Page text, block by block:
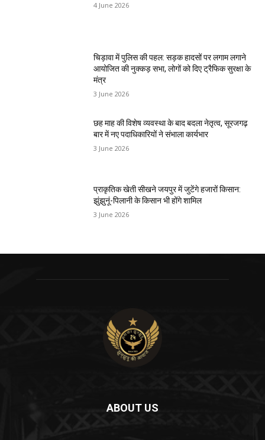
4 June 2026
चिड़ावा में पुलिस की पहल: सड़क हादसों पर लगाम लगाने
आयोजित की नुक्कड़ सभा, लोगों को दिए ट्रैफिक सुरक्षा के
मंत्र
3 June 2026
छह माह की विशेष व्यवस्था के बाद बदला नेतृत्व, सूरजगढ़
बार में नए पदाधिकारियों ने संभाला कार्यभार
3 June 2026
प्राकृतिक खेती सीखने जयपुर में जुटेंगे हजारों किसान:
झुंझुनूं-पिलानी के किसान भी होंगे शामिल
3 June 2026
ABOUT US